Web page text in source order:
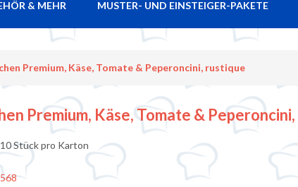
& MEHR MUSTER- UND EINSTEIGER-PAKETE
Premium, Käse, Tomate & Peperoncini, rustique
Premium, Käse, Tomate &
Stück pro Karton
568